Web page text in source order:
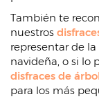
También te
nuestros
representar de
navideña, o si lo
disfraces de
para los más